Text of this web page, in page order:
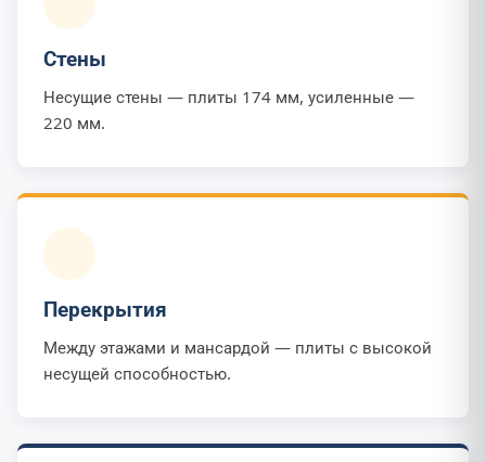
Стены
Несущие стены — плиты 174 мм, усиленные —
220 мм.
Перекрытия
Между этажами и мансардой — плиты с высокой
несущей способностью.